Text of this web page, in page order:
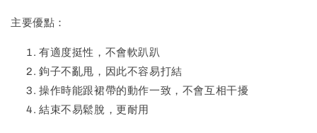
主要優點：
有適度挺性，不會軟趴趴
鉤子不亂甩，因此不容易打結
操作時能跟裙帶的動作一致，不會互相干擾
結束不易鬆脫，更耐用